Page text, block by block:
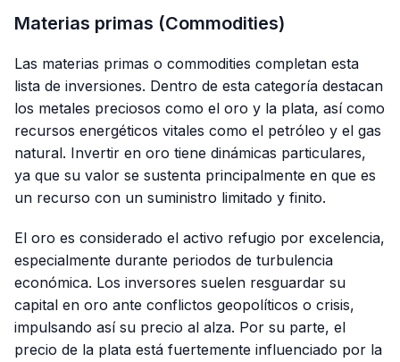
Materias primas (Commodities)
Las materias primas o commodities completan esta
lista de inversiones. Dentro de esta categoría destacan
los metales preciosos como el oro y la plata, así como
recursos energéticos vitales como el petróleo y el gas
natural. Invertir en oro tiene dinámicas particulares,
ya que su valor se sustenta principalmente en que es
un recurso con un suministro limitado y finito.
El oro es considerado el activo refugio por excelencia,
especialmente durante periodos de turbulencia
económica. Los inversores suelen resguardar su
capital en oro ante conflictos geopolíticos o crisis,
impulsando así su precio al alza. Por su parte, el
precio de la plata está fuertemente influenciado por la